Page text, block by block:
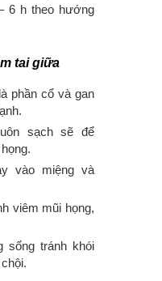
6 h theo hướng
tai giữa
phần cổ và gan
sạch sẽ để
vào miệng và
viêm mũi họng,
sống tránh khói